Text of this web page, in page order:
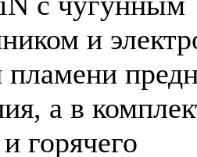
и
а в
горячего